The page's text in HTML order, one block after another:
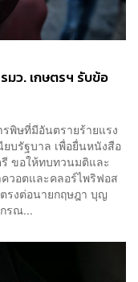
มว. เกษตรฯ รับข้อ
พิษที่มีอันตรายร้ายแรง
บรัฐบาล เพื่อยื่นหนังสือ
ขอให้ทบทวนมติและ
วอตและคลอร์ไพริฟอส
รงต่อนายกฤษฎา บุญ
รณ...